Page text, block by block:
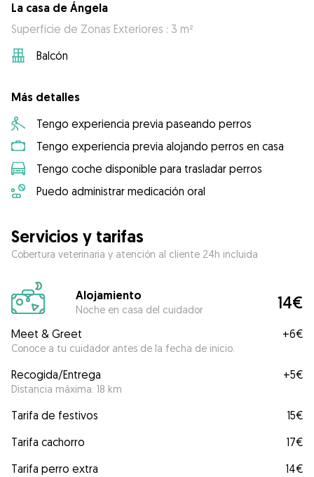
La casa de Ángela
Superficie de Zonas Exteriores : 3 m²
Balcón
Más detalles
Tengo experiencia previa paseando perros
Tengo experiencia previa alojando perros en casa
Tengo coche disponible para trasladar perros
Puedo administrar medicación oral
Servicios y tarifas
Cobertura veterinaria y atención al cliente 24h incluida
Alojamiento
Noche en casa del cuidador 14€
Meet & Greet
Conoce a tu cuidador antes de la fecha de inicio.
+6€
Recogida/Entrega
Distancia máxima: 18 km
+5€
Tarifa de festivos
15€
Tarifa cachorro
17€
Tarifa perro extra
14€